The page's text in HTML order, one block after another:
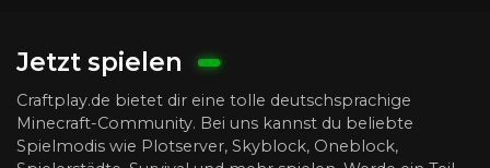
Jetzt spielen
Craftplay.de bietet dir eine tolle deutschsprachige
Minecraft-Community. Bei uns kannst du beliebte
Spielmodis wie Plotserver, Skyblock, Oneblock,